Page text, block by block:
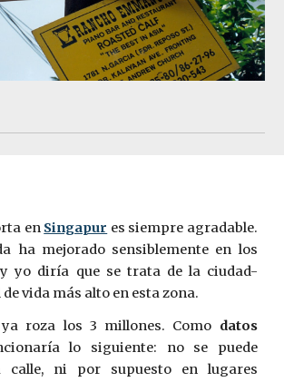
en Singapur es siempre agradable.
ha mejorado sensiblemente en los
yo diría que se trata de la ciudad-
vida más alto en esta zona.
roza los 3 millones. Como datos
lo siguiente: no se puede
ni por supuesto en lugares